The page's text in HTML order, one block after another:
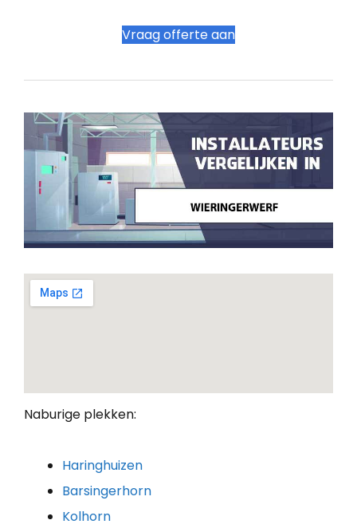
Vraag offerte aan
Naburige plekken:
Haringhuizen
Barsingerhorn
Kolhorn